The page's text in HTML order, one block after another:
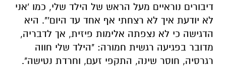
דיבורים נוראיים מעל הראש של הילד שלי, כמו 'אני
לא יודעת איך לא רצחתי אף אחד עד היום'". היא
הדגישה כי לא נצפתה אלימות פיזית, אך לדבריה,
מדובר בפגיעה רגשית חמורה: "הילד שלי חווה
רגרסיה, חוסר שינה, התקפי זעם, וחרדת נטישה".